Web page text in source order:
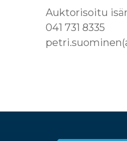
Auktorisoitu
041 731 8335